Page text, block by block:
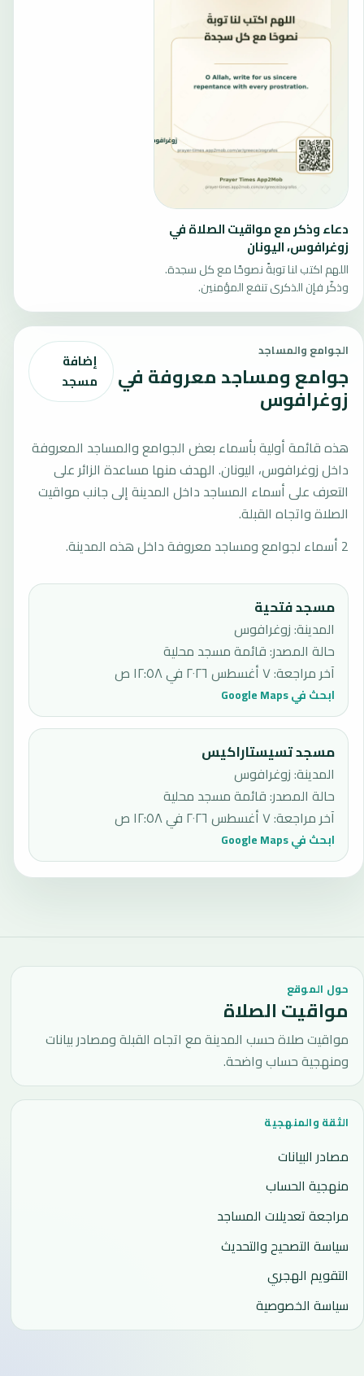
دعاء وذكر مع مواقيت الصلاة في
زوغرافوس، اليونان
اللهم اكتب لنا توبةً نصوحًا مع كل سجدة.
وذكّر فإن الذكرى تنفع المؤمنين.
الجوامع والمساجد
جوامع ومساجد معروفة في
زوغرافوس
إضافة
مسجد
هذه قائمة أولية بأسماء بعض الجوامع والمساجد المعروفة
داخل زوغرافوس، اليونان. الهدف منها مساعدة الزائر على
التعرف على أسماء المساجد داخل المدينة إلى جانب مواقيت
الصلاة واتجاه القبلة.
2 أسماء لجوامع ومساجد معروفة داخل هذه المدينة.
مسجد فتحية
المدينة: زوغرافوس
حالة المصدر:قائمة مسجد محلية
آخر مراجعة:٧ أغسطس ٢٠٢٦ في ١٢:٥٨ ص
ابحث في Google Maps
مسجد تسيستاراكيس
المدينة: زوغرافوس
حالة المصدر:قائمة مسجد محلية
آخر مراجعة:٧ أغسطس ٢٠٢٦ في ١٢:٥٨ ص
ابحث في Google Maps
حول الموقع
مواقيت الصلاة
مواقيت صلاة حسب المدينة مع اتجاه القبلة ومصادر بيانات
ومنهجية حساب واضحة.
الثقة والمنهجية
مصادر البيانات
منهجية الحساب
مراجعة تعديلات المساجد
سياسة التصحيح والتحديث
التقويم الهجري
سياسة الخصوصية